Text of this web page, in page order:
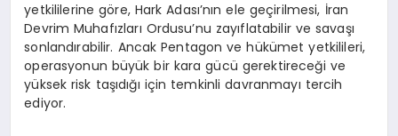
yetkililerine göre, Hark Adası’nın ele geçirilmesi, İran
Devrim Muhafızları Ordusu’nu zayıflatabilir ve savaşı
sonlandırabilir. Ancak Pentagon ve hükümet yetkilileri,
operasyonun büyük bir kara gücü gerektireceği ve
yüksek risk taşıdığı için temkinli davranmayı tercih
ediyor.